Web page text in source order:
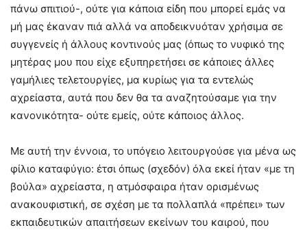
πάνω σπιτιού-, ούτε για κάποια είδη που μπορεί εμάς να
μή μας έκαναν πιά αλλά να αποδεικνυόταν χρήσιμα σε
συγγενείς ή άλλους κοντινούς μας (όπως το νυφικό της
μητέρας μου που είχε εξυπηρετήσει σε κάποιες άλλες
γαμήλιες τελετουργίες, μα κυρίως για τα εντελώς
αχρείαστα, αυτά που δεν θα τα αναζητούσαμε για την
κανονικότητα- ούτε εμείς, ούτε κάποιος άλλος.
Με αυτή την έννοια, το υπόγειο λειτουργούσε για μένα ως
φίλιο καταφύγιο: έτσι όπως (σχεδόν) όλα εκεί ήταν «με τη
βούλα» αχρείαστα, η ατμόσφαιρα ήταν ορισμένως
ανακουφιστική, σε σχέση με τα πολλαπλά «πρέπει» των
εκπαιδευτικών απαιτήσεων εκείνων του καιρού, που